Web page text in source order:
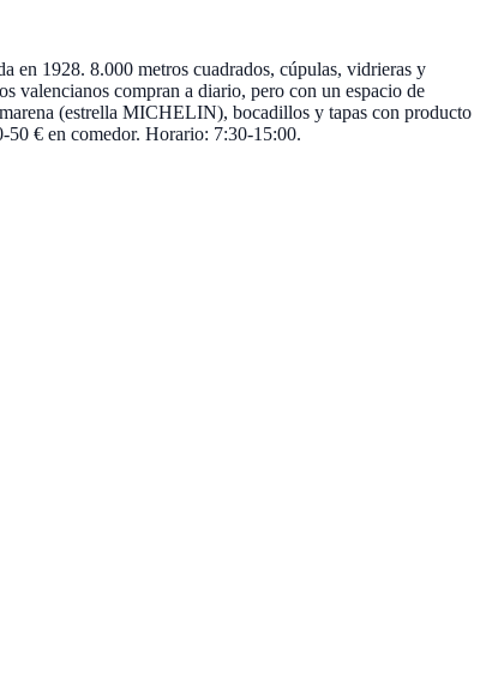
en 1928. 8.000 metros cuadrados, cúpulas, vidrieras y
valencianos compran a diario, pero con un espacio de
(estrella MICHELIN), bocadillos y tapas con producto
50 € en comedor. Horario: 7:30-15:00.